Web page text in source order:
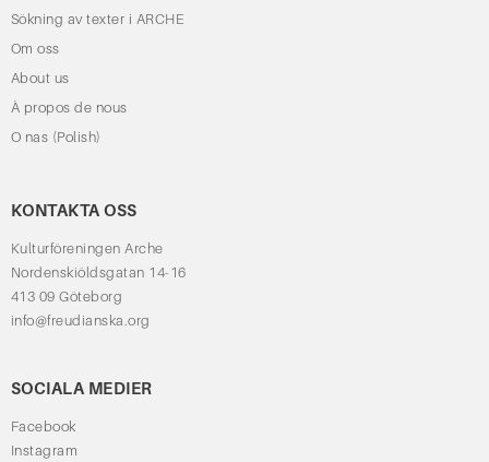
Sökning av texter i ARCHE
Om oss
About us
À propos de nous
O nas (Polish)
KONTAKTA OSS
Kulturföreningen Arche
Nordenskiöldsgatan 14-16
413 09 Göteborg
info@freudianska.org
SOCIALA MEDIER
Facebook
Instagram